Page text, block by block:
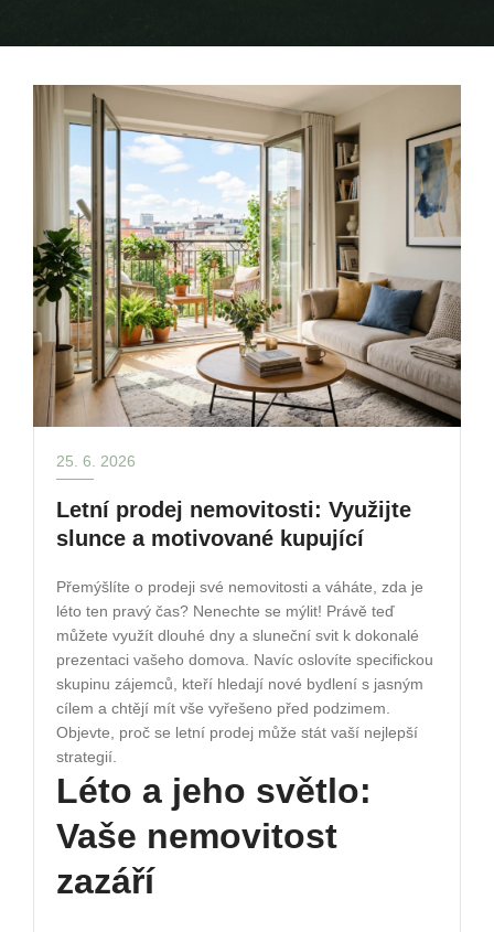
25. 6. 2026
Letní prodej nemovitosti: Využijte
slunce a motivované kupující
Přemýšlíte o prodeji své nemovitosti a váháte, zda je
léto ten pravý čas? Nenechte se mýlit! Právě teď
můžete využít dlouhé dny a sluneční svit k dokonalé
prezentaci vašeho domova. Navíc oslovíte specifickou
skupinu zájemců, kteří hledají nové bydlení s jasným
cílem a chtějí mít vše vyřešeno před podzimem.
Objevte, proč se letní prodej může stát vaší nejlepší
strategií.
Léto a jeho světlo:
Vaše nemovitost
zazáří